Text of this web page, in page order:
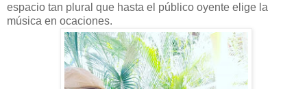
espacio tan plural que hasta el público oyente elige la
música en ocaciones.